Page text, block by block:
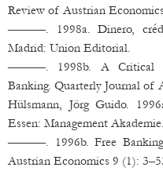
Review of Austrian
———. 1998a. Dinero,
Madrid: Union Editorial.
———. 1998b. A Critical
Banking. Quarterly Journal of
Hülsmann, Jörg Guido.
Essen: Management Akademie.
———. 1996b. Free Banking
Austrian Economics 9 (1):